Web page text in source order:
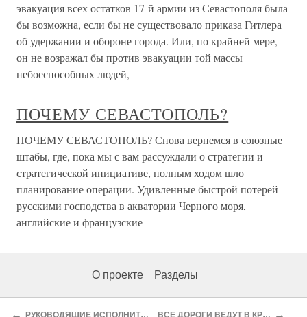
эвакуация всех остатков 17-й армии из Севастополя была
бы возможна, если бы не существовало приказа Гитлера
об удержании и обороне города. Или, по крайней мере,
он не возражал бы против эвакуации той массы
небоеспособных людей,
ПОЧЕМУ СЕВАСТОПОЛЬ?
ПОЧЕМУ СЕВАСТОПОЛЬ? Снова вернемся в союзные
штабы, где, пока мы с вам рассуждали о стратегии и
стратегической инициативе, полным ходом шло
планирование операции. Удивленные быстрой потерей
русскими господства в акватории Черного моря,
английские и французские
О проекте Разделы
← РУКОВОДЯЩИЕ ИСПОЛНИТЕЛИ ВСЕ ДОРОГИ ВЕДУТ В КРЫМ →